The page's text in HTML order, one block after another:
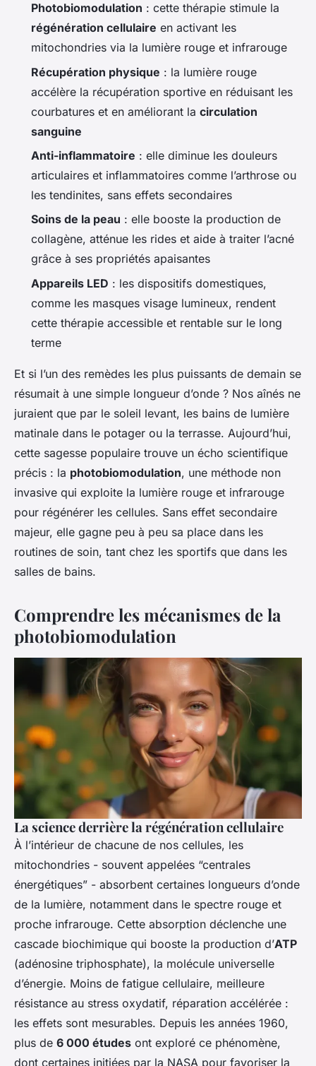
Photobiomodulation : cette thérapie stimule la
régénération cellulaire en activant les
mitochondries via la lumière rouge et infrarouge
Récupération physique : la lumière rouge
accélère la récupération sportive en réduisant les
courbatures et en améliorant la circulation
sanguine
Anti-inflammatoire : elle diminue les douleurs
articulaires et inflammatoires comme l’arthrose ou
les tendinites, sans effets secondaires
Soins de la peau : elle booste la production de
collagène, atténue les rides et aide à traiter l’acné
grâce à ses propriétés apaisantes
Appareils LED : les dispositifs domestiques,
comme les masques visage lumineux, rendent
cette thérapie accessible et rentable sur le long
terme
Et si l’un des remèdes les plus puissants de demain se
résumait à une simple longueur d’onde ? Nos aînés ne
juraient que par le soleil levant, les bains de lumière
matinale dans le potager ou la terrasse. Aujourd’hui,
cette sagesse populaire trouve un écho scientifique
précis : la photobiomodulation, une méthode non
invasive qui exploite la lumière rouge et infrarouge
pour régénérer les cellules. Sans effet secondaire
majeur, elle gagne peu à peu sa place dans les
routines de soin, tant chez les sportifs que dans les
salles de bains.
Comprendre les mécanismes de la
photobiomodulation
La science derrière la régénération cellulaire
À l’intérieur de chacune de nos cellules, les
mitochondries - souvent appelées “centrales
énergétiques” - absorbent certaines longueurs d’onde
de la lumière, notamment dans le spectre rouge et
proche infrarouge. Cette absorption déclenche une
cascade biochimique qui booste la production d’ATP
(adénosine triphosphate), la molécule universelle
d’énergie. Moins de fatigue cellulaire, meilleure
résistance au stress oxydatif, réparation accélérée :
les effets sont mesurables. Depuis les années 1960,
plus de 6 000 études ont exploré ce phénomène,
dont certaines initiées par la NASA pour favoriser la